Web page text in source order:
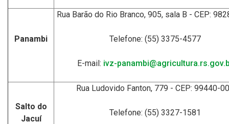
Panambi
Rua Barão do Rio Branco, 905, sala B - CEP:
Telefone: (55) 3375-4577
E-mail: ivz-
Salto do
Jacuí
Rua Ludovido Fanton, 779 - CEP: 99440-
Telefone: (55) 3327-1581